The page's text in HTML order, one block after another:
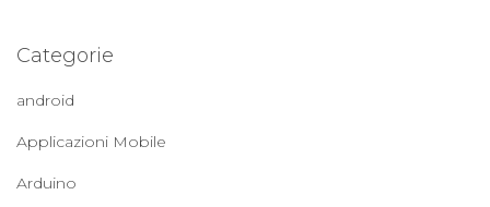
Categorie
android
Applicazioni Mobile
Arduino